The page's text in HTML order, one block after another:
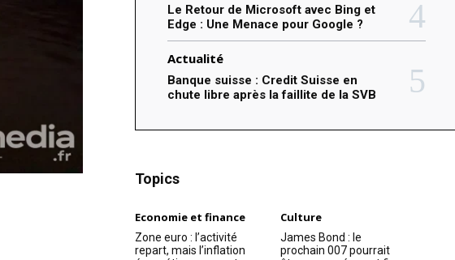
Le Retour de Microsoft avec Bing et
Edge : Une Menace pour Google ?
Actualité
Banque suisse : Credit Suisse en
chute libre après la faillite de la SVB
Topics
Economie et finance
Zone euro : l’activité
repart, mais l’inflation
Culture
James Bond : le
prochain 007 pourrait